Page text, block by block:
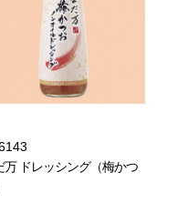
万 ドレッシング（梅かつ